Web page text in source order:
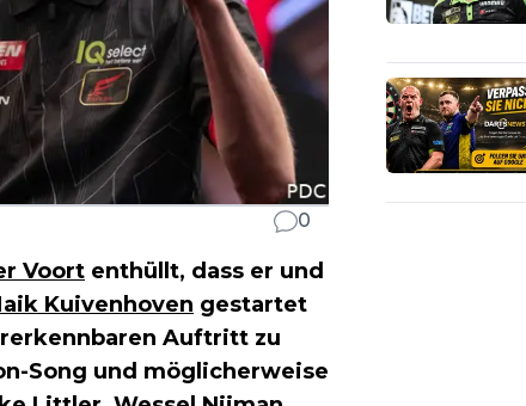
0
Voort enthüllt, dass er und
Kuivenhoven gestartet
Auftritt zu
Song und möglicherweise